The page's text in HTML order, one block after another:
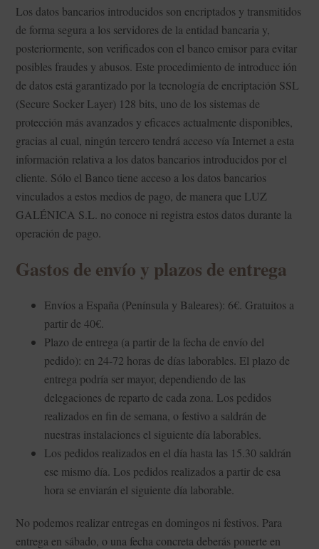
Los datos bancarios introducidos son encriptados y transmitidos
de forma segura a los servidores de la entidad bancaria y,
posteriormente, son verificados con el banco emisor para evitar
posibles fraudes y abusos. Este procedimiento de introducc ión
de datos está garantizado por la tecnología de encriptación SSL
(Secure Socker Layer) 128 bits, uno de los sistemas de
protección más avanzados y eficaces actualmente disponibles,
gracias al cual, ningún tercero tendrá acceso vía Internet a esta
información relativa a los datos bancarios introducidos por el
cliente. Sólo el Banco tiene acceso a los datos bancarios
vinculados a estos medios de pago, de manera que LUZ
GALÉNICA S.L. no conoce ni registra estos datos durante la
operación de pago.
Gastos de envío y plazos de entrega
Envíos a España (Península y Baleares): 6€. Gratuitos a
partir de 40€.
Plazo de entrega (a partir de la fecha de envío del
pedido): en 24-72 horas de días laborables. El plazo de
entrega podría ser mayor, dependiendo de las
delegaciones de reparto de cada zona. Los pedidos
realizados en fin de semana, o festivo a saldrán de
nuestras instalaciones el siguiente día laborables.
Los pedidos realizados en el día hasta las 15.30 saldrán
ese mismo día. Los pedidos realizados a partir de esa
hora se enviarán el siguiente día laborable.
No podemos realizar entregas en domingos ni festivos. Para
entrega en sábado, o una fecha concreta deberás ponerte en